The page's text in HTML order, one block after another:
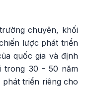
chuyên, khối
lược phát triển
quốc gia và định
trong 30 - 50 năm
triển riêng cho